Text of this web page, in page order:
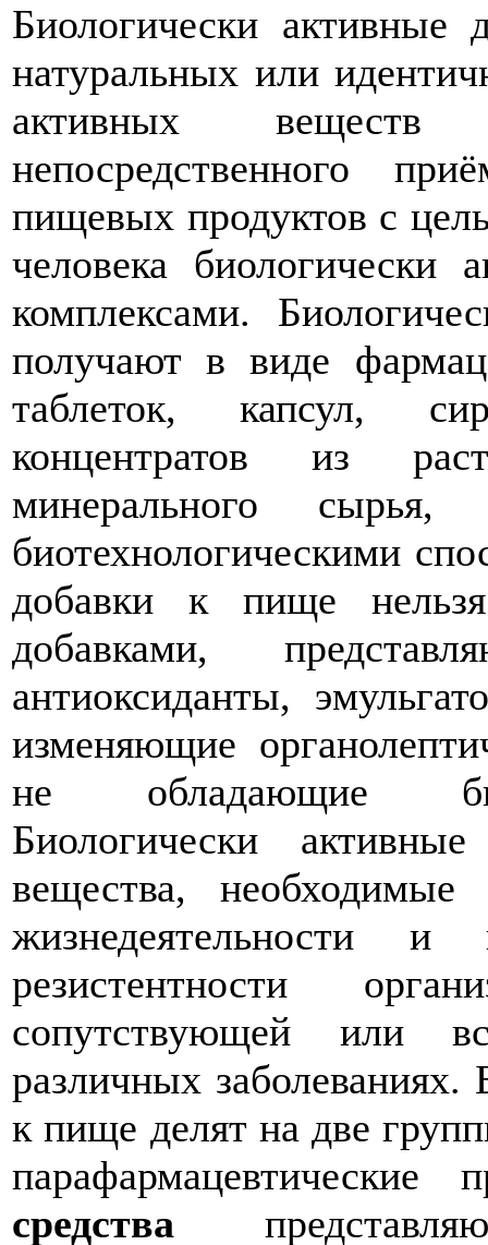
Биологически
натуральных или
активных
непосредственного
пищевых продуктов с
человека
комплексами.
получают в виде
таблеток, капсул,
концентратов из
минерального
биотехнологическими
добавки к пище
добавками,
антиоксиданты,
изменяющие
не обладающие
Биологически
вещества,
жизнедеятельности и
резистентности
сопутствующей или
различных заболеваниях.
к пище делят на две
парафармацевтические
средства